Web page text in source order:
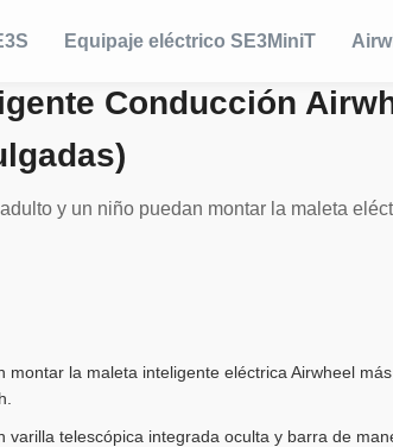
Equipaje eléctrico SE3MiniT
Conducción
y un niño puedan montar la maleta
montar la maleta inteligente eléctrica Airwheel
varilla telescópica integrada oculta y barra de